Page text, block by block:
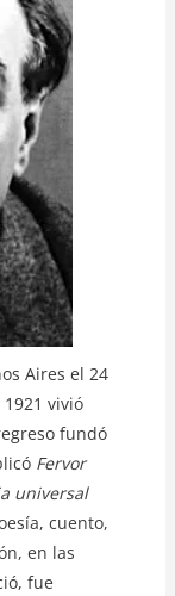
o
o
k
Aires el 24
vivió
fundó
Fervor
universal
cuento,
en las
fue